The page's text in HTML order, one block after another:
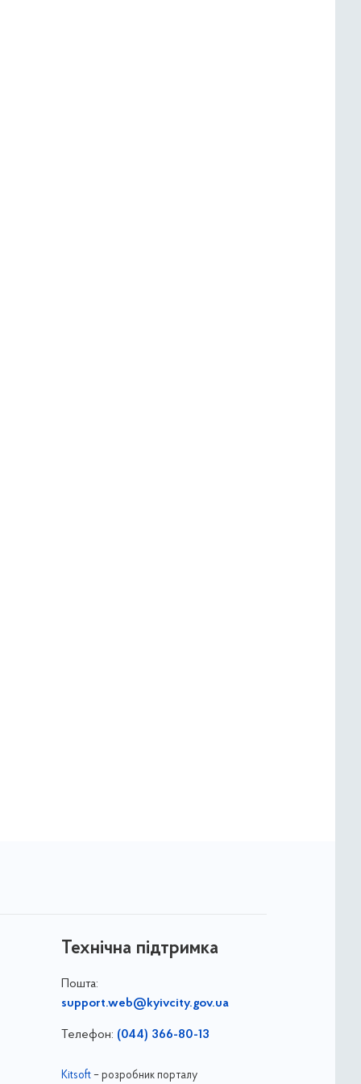
Технічна підтримка
Пошта:
support.web@kyivcity.gov.ua
Телефон: (044) 366-80-13
Kitsoft– розробник порталу